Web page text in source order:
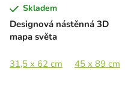
Designová nástěnná 3D
mapa světa
Skladem
31,5 x 62 cm 45 x 89 cm